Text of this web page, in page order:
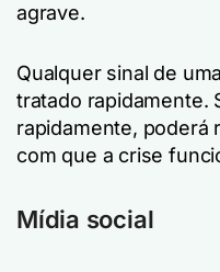
agrave.
Qualquer sinal de
tratado rapidamente.
rapidamente, poderá
com que a crise
Mídia social